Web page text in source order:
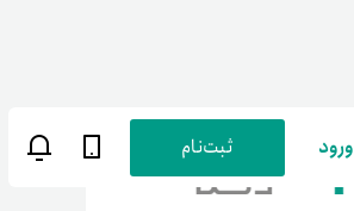
ورود ثبت‌نام